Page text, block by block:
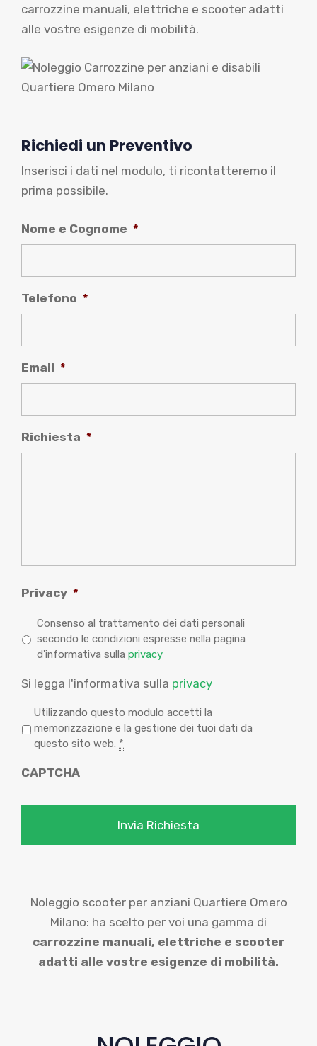
carrozzine manuali, elettriche e scooter adatti
alle vostre esigenze di mobilità.
Richiedi un Preventivo
Inserisci i dati nel modulo, ti ricontatteremo il
prima possibile.
Nome e Cognome *
Telefono *
Email *
Richiesta *
Privacy *
Consenso al trattamento dei dati personali
secondo le condizioni espresse nella pagina
d'informativa sulla privacy
Si legga l'informativa sulla privacy
r
a
y
Utilizzando questo modulo accetti la
memorizzazione e la gestione dei tuoi dati da
questo sito web. *
CAPTCHA
Noleggio scooter per anziani Quartiere Omero
Milano: ha scelto per voi una gamma di
carrozzine manuali, elettriche e scooter
adatti alle vostre esigenze di mobilità.